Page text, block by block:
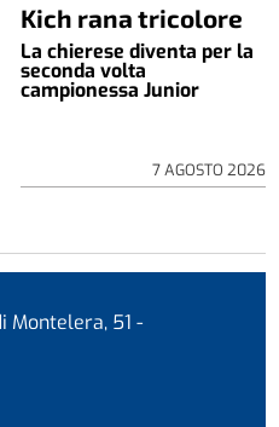
Kich rana tricolore
La chierese diventa per la
seconda volta
campionessa Junior
7 AGOSTO 2026
Montelera, 51 -